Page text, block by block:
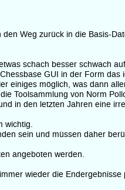
Weg zurück in die Basis-
schach besser schwach
GUI in der Form
einiges möglich, was dann
Toolsammlung von Norm
in den letzten Jahren eine
wichtig.
sein und müssen daher
angeboten werden.
wieder die Endergebnisse